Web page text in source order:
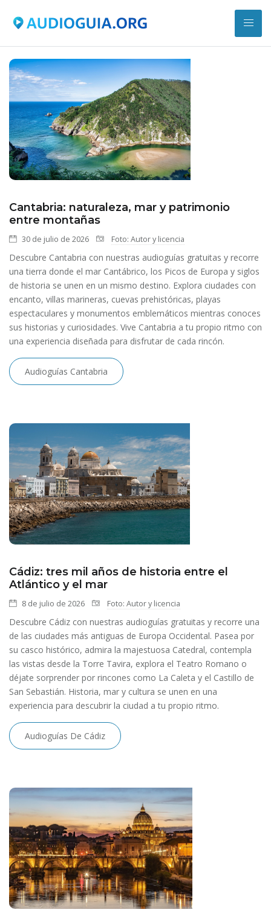
Cantabria: naturaleza, mar y patrimonio
entre montañas
30 de julio de 2026 Foto: Autor y licencia
Descubre Cantabria con nuestras audioguías gratuitas y recorre
una tierra donde el mar Cantábrico, los Picos de Europa y siglos
de historia se unen en un mismo destino. Explora ciudades con
encanto, villas marineras, cuevas prehistóricas, playas
espectaculares y monumentos emblemáticos mientras conoces
sus historias y curiosidades. Vive Cantabria a tu propio ritmo con
una experiencia diseñada para disfrutar de cada rincón.
Audioguías Cantabria
Cádiz: tres mil años de historia entre el
Atlántico y el mar
8 de julio de 2026 Foto: Autor y licencia
Descubre Cádiz con nuestras audioguías gratuitas y recorre una
de las ciudades más antiguas de Europa Occidental. Pasea por
su casco histórico, admira la majestuosa Catedral, contempla
las vistas desde la Torre Tavira, explora el Teatro Romano o
déjate sorprender por rincones como La Caleta y el Castillo de
San Sebastián. Historia, mar y cultura se unen en una
experiencia para descubrir la ciudad a tu propio ritmo.
Audioguías De Cádiz